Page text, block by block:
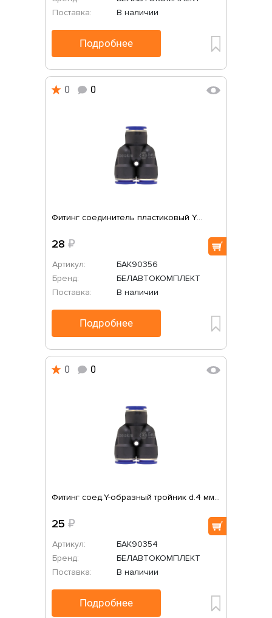
Поставка:
В наличии
Подробнее
0 0
Фитинг соединитель пластиковый Y...
28 ₽
Артикул:
БАК90356
Бренд:
БЕЛАВТОКОМПЛЕКТ
Поставка:
В наличии
Подробнее
0 0
Фитинг соед.Y-образный тройник d.4 мм...
25 ₽
Артикул:
БАК90354
Бренд:
БЕЛАВТОКОМПЛЕКТ
Поставка:
В наличии
Подробнее